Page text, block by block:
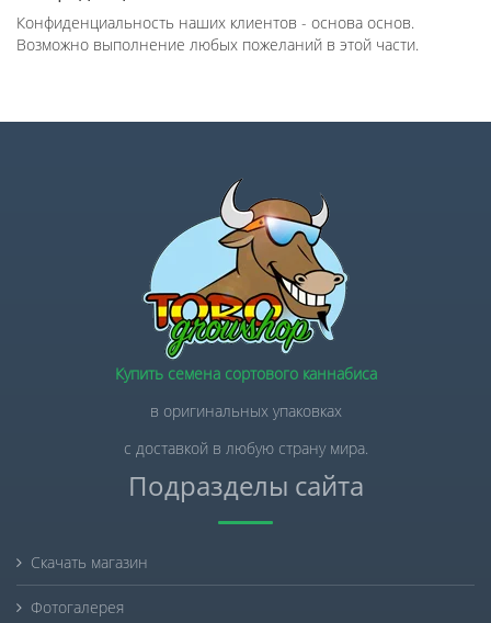
Конфиденциальность наших клиентов - основа основ.
Возможно выполнение любых пожеланий в этой части.
Купить семена сортового каннабиса
в оригинальных упаковках
с доставкой в любую страну мира.
Подразделы сайта
Скачать магазин
Фотогалерея